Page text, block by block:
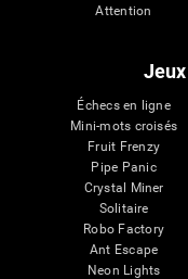
Attention
Échecs en ligne
Mini-mots croisés
Fruit Frenzy
Pipe Panic
Crystal Miner
Solitaire
Robo Factory
Ant Escape
Neon Lights